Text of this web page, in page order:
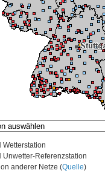
Wetterstation
Unwetter-Referenzstation
anderer Netze (Quelle)